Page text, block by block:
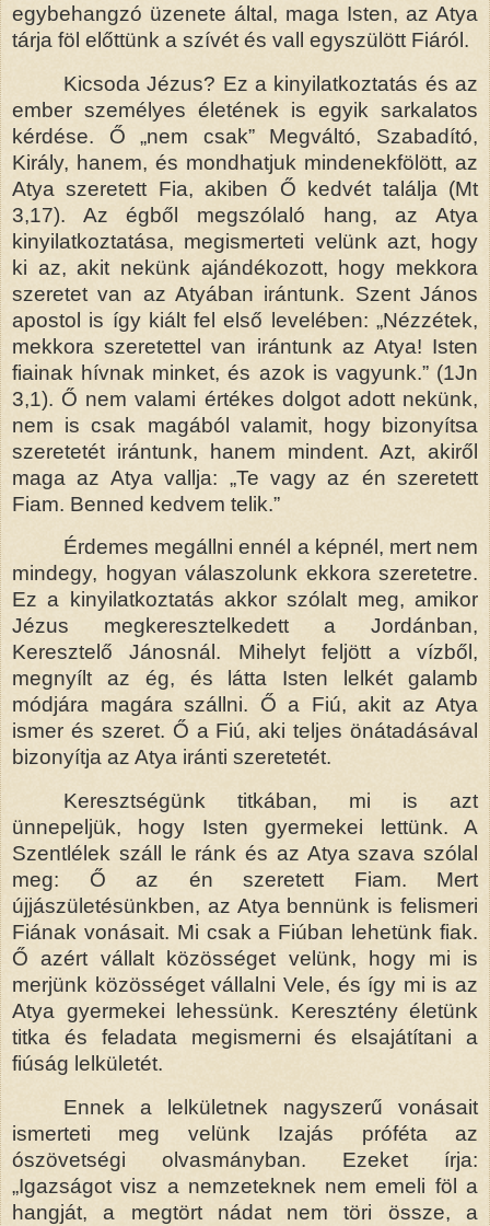
egybehangzó üzenete által, maga Isten, az Atya
tárja föl előttünk a szívét és vall egyszülött Fiáról.
Kicsoda Jézus? Ez a kinyilatkoztatás és az
ember személyes életének is egyik sarkalatos
kérdése. Ő „nem csak” Megváltó, Szabadító,
Király, hanem, és mondhatjuk mindenekfölött, az
Atya szeretett Fia, akiben Ő kedvét találja (Mt
3,17). Az égből megszólaló hang, az Atya
kinyilatkoztatása, megismerteti velünk azt, hogy
ki az, akit nekünk ajándékozott, hogy mekkora
szeretet van az Atyában irántunk. Szent János
apostol is így kiált fel első levelében: „Nézzétek,
mekkora szeretettel van irántunk az Atya! Isten
fiainak hívnak minket, és azok is vagyunk.” (1Jn
3,1). Ő nem valami értékes dolgot adott nekünk,
nem is csak magából valamit, hogy bizonyítsa
szeretetét irántunk, hanem mindent. Azt, akiről
maga az Atya vallja: „Te vagy az én szeretett
Fiam. Benned kedvem telik.”
Érdemes megállni ennél a képnél, mert nem
mindegy, hogyan válaszolunk ekkora szeretetre.
Ez a kinyilatkoztatás akkor szólalt meg, amikor
Jézus megkeresztelkedett a Jordánban,
Keresztelő Jánosnál. Mihelyt feljött a vízből,
megnyílt az ég, és látta Isten lelkét galamb
módjára magára szállni. Ő a Fiú, akit az Atya
ismer és szeret. Ő a Fiú, aki teljes önátadásával
bizonyítja az Atya iránti szeretetét.
Keresztségünk titkában, mi is azt
ünnepeljük, hogy Isten gyermekei lettünk. A
Szentlélek száll le ránk és az Atya szava szólal
meg: Ő az én szeretett Fiam. Mert
újjászületésünkben, az Atya bennünk is felismeri
Fiának vonásait. Mi csak a Fiúban lehetünk fiak.
Ő azért vállalt közösséget velünk, hogy mi is
merjünk közösséget vállalni Vele, és így mi is az
Atya gyermekei lehessünk. Keresztény életünk
titka és feladata megismerni és elsajátítani a
fiúság lelkületét.
Ennek a lelkületnek nagyszerű vonásait
ismerteti meg velünk Izajás próféta az
ószövetségi olvasmányban. Ezeket írja:
„Igazságot visz a nemzeteknek nem emeli föl a
hangját, a megtört nádat nem töri össze, a